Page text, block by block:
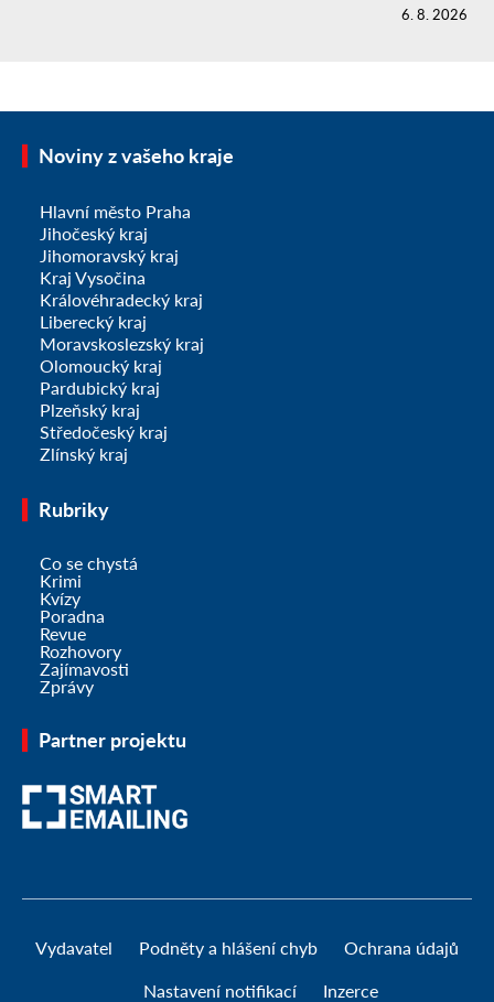
6. 8. 2026
Noviny z vašeho kraje
Hlavní město Praha
Jihočeský kraj
Jihomoravský kraj
Kraj Vysočina
Královéhradecký kraj
Liberecký kraj
Moravskoslezský kraj
Olomoucký kraj
Pardubický kraj
Plzeňský kraj
Středočeský kraj
Zlínský kraj
Rubriky
Co se chystá
Krimi
Kvízy
Poradna
Revue
Rozhovory
Zajímavosti
Zprávy
Partner projektu
Vydavatel Podněty a hlášení chyb Ochrana údajů
Nastavení notifikací Inzerce